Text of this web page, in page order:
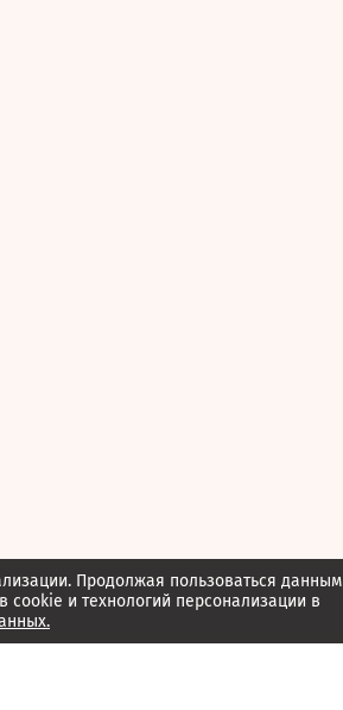
Продолжая пользоваться данным
cookie и технологий персонализации в